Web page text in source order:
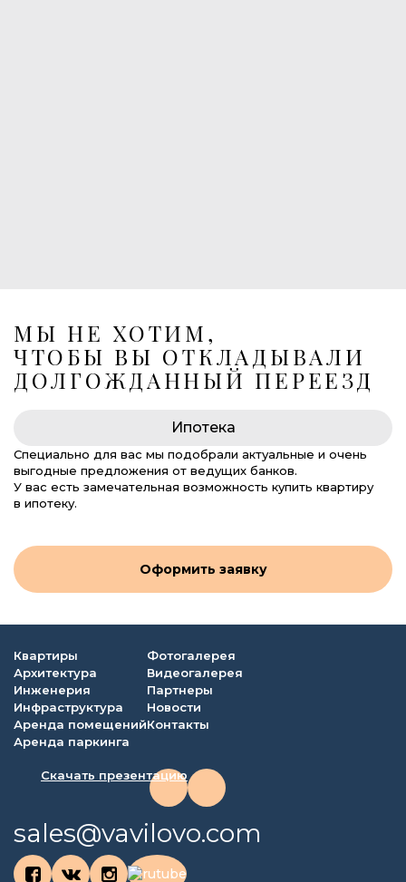
МЫ НЕ ХОТИМ,
ЧТОБЫ ВЫ ОТКЛАДЫВАЛИ
ДОЛГОЖДАННЫЙ ПЕРЕЕЗД
Ипотека
Специально для вас мы подобрали актуальные и очень
выгодные предложения от ведущих банков.
У вас есть замечательная возможность купить квартиру
в ипотеку.
Оформить заявку
Квартиры
Архитектура
Инженерия
Инфраструктура
Аренда помещений
Аренда паркинга
Фотогалерея
Видеогалерея
Партнеры
Новости
Контакты
Скачать презентацию
sales@vavilovo.com